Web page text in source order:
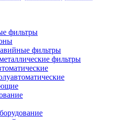
фильтры
фильтры
фильтры